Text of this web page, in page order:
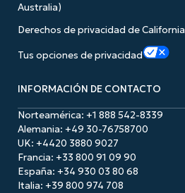
Australia)
Derechos de privacidad de California
Tus opciones de privacidad
INFORMACIÓN DE CONTACTO
Norteamérica: +1 888 542-8339
Alemania: +49 30-76758700
UK: +4420 3880 9027
Francia: +33 800 91 09 90
España: +34 930 03 80 68
Italia: +39 800 974 708